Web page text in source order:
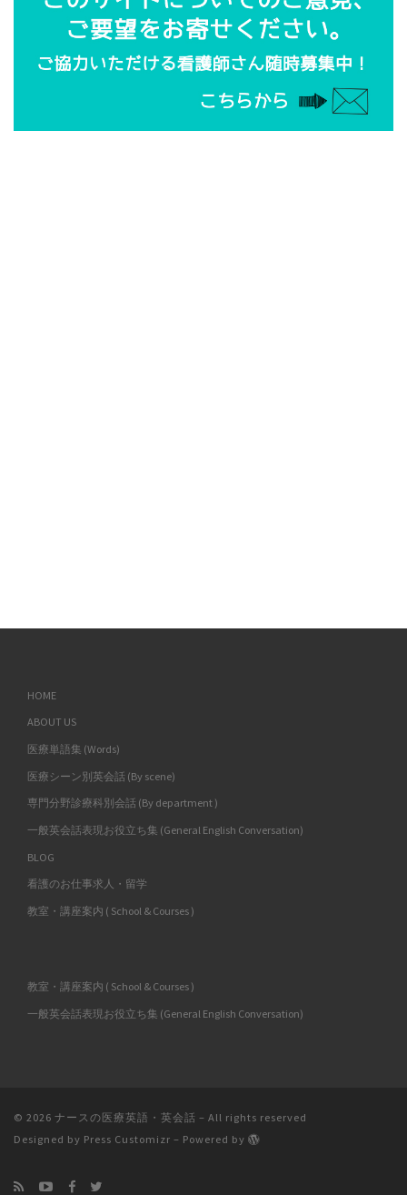
HOME
ABOUT US
医療単語集 (Words)
医療シーン別英会話 (By scene)
専門分野診療科別会話 (By department )
一般英会話表現お役立ち集 (General English Conversation)
BLOG
看護のお仕事求人・留学
教室・講座案内 ( School & Courses )
教室・講座案内 ( School & Courses )
一般英会話表現お役立ち集 (General English Conversation)
© 2026 ナースの医療英語・英会話 – All rights reserved
Designed by Press Customizr – Powered by